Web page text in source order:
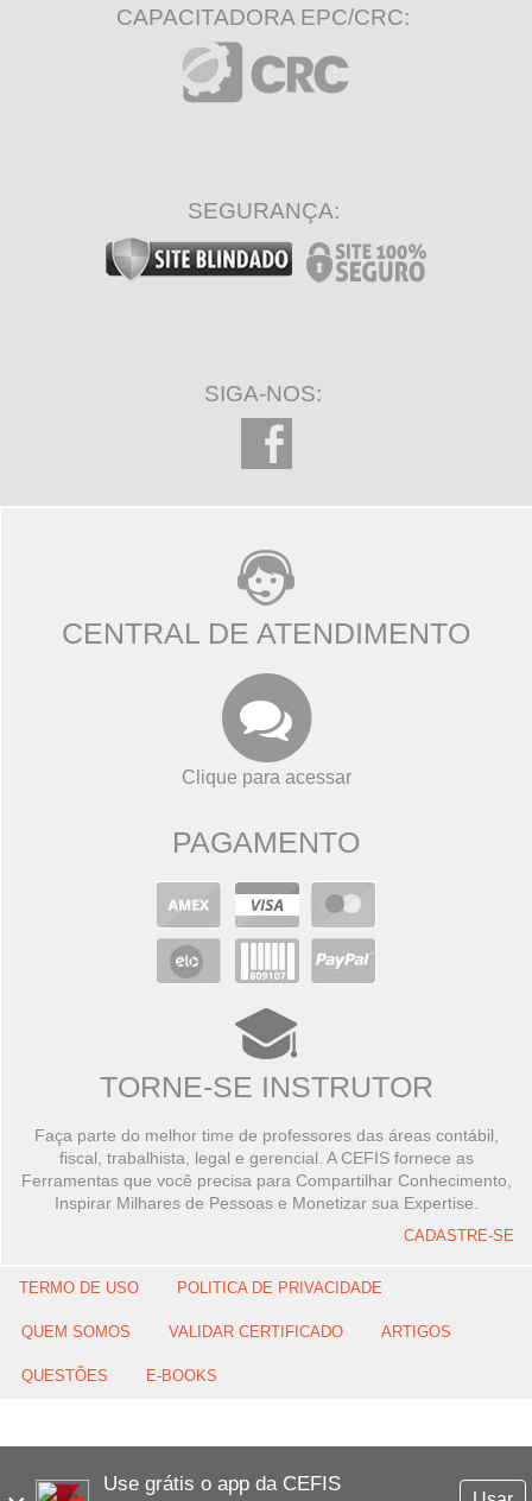
Use grátis o app da CEFIS
CAPACITADORA EPC/CRC:
SEGURANÇA:
SIGA-NOS:
CENTRAL DE ATENDIMENTO
Clique para acessar
PAGAMENTO
TORNE-SE INSTRUTOR
Faça parte do melhor time de professores das áreas contábil,
fiscal, trabalhista, legal e gerencial. A CEFIS fornece as
Ferramentas que você precisa para Compartilhar Conhecimento,
Inspirar Milhares de Pessoas e Monetizar sua Expertise.
CADASTRE-SE
TERMO DE USO POLITICA DE PRIVACIDADE
QUEM SOMOS VALIDAR CERTIFICADO ARTIGOS
QUESTÕES E-BOOKS